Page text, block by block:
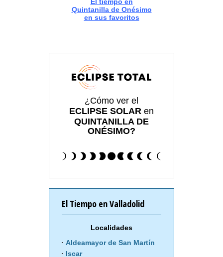
El tiempo en
Quintanilla de Onésimo
en sus favoritos
¿Cómo ver el
ECLIPSE SOLAR en
QUINTANILLA DE
ONÉSIMO?
El Tiempo en Valladolid
Localidades
Aldeamayor de San Martín
Iscar